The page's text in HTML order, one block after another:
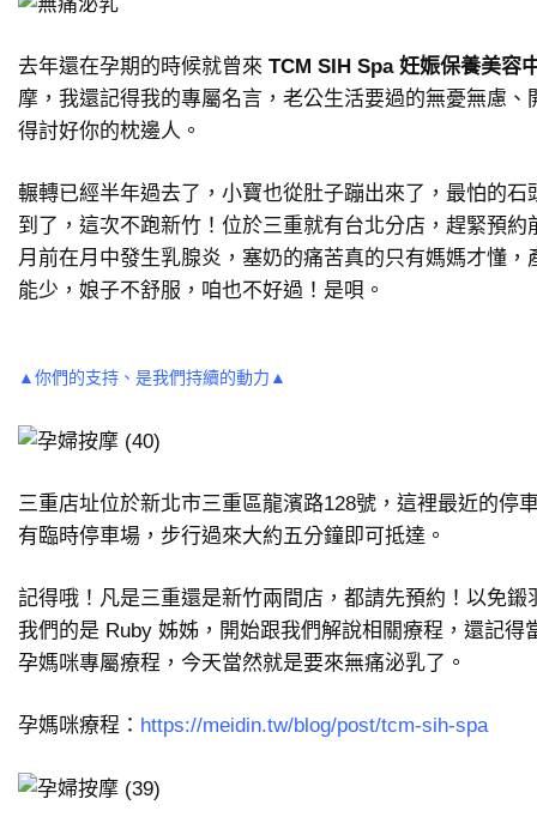
去年還在孕期的時候就曾來 TCM SIH Spa 妊娠保養美容
摩，我還記得我的專屬名言，老公生活要過的無憂無慮、
得討好你的枕邊人。
輾轉已經半年過去了，小寶也從肚子蹦出來了，最怕的石
到了，這次不跑新竹！位於三重就有台北分店，趕緊預約
月前在月中發生乳腺炎，塞奶的痛苦真的只有媽媽才懂，
能少，娘子不舒服，咱也不好過！是唄。
▲你們的支持、是我們持續的動力▲
三重店址位於新北市三重區龍濱路128號，這裡最近的停
有臨時停車場，步行過來大約五分鐘即可抵達。
記得哦！凡是三重還是新竹兩間店，都請先預約！以免鎩
我們的是 Ruby 姊姊，開始跟我們解說相關療程，還記得
孕媽咪專屬療程，今天當然就是要來無痛泌乳了。
孕媽咪療程： https://meidin.tw/blog/post/tcm-sih-spa